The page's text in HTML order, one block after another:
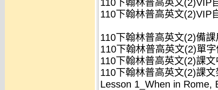
110下翰林普高英文(2)VIP
110下翰林普高英文(2)VIP
110下翰林普高英文(2)備課
110下翰林普高英文(2)單
110下翰林普高英文(2)課
110下翰林普高英文(2)課
Lesson 1_When in Rome,